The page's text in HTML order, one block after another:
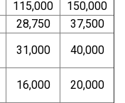
115,000
150,000
28,750
37,500
31,000
40,000
16,000
20,000